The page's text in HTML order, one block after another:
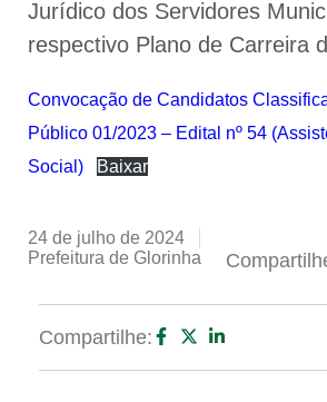
Jurídico dos Servidores
respectivo Plano de Carreira
Convocação de Candidatos
Público 01/2023 – Edital nº 54
Social)
Baixar
24 de julho de 2024
Prefeitura de Glorinha
Compartilhe: